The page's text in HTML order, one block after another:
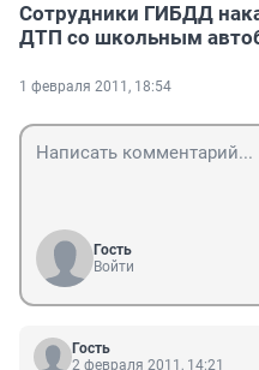
Сотрудники ГИБДД
ДТП со школьным
1 февраля 2011, 18:54
Гость
Войти
Гость
2 февраля 2011, 14:21